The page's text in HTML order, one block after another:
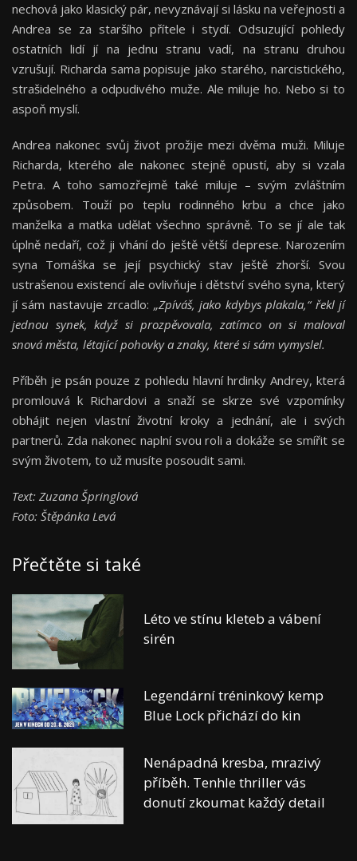
nechová jako klasický pár, nevyznávají si lásku na veřejnosti a
Andrea se za staršího přítele i stydí. Odsuzující pohledy
ostatních lidí jí na jednu stranu vadí, na stranu druhou
vzrušují. Richarda sama popisuje jako starého, narcistického,
strašidelného a odpudivého muže. Ale miluje ho. Nebo si to
aspoň myslí.
Andrea nakonec svůj život prožije mezi dvěma muži. Miluje
Richarda, kterého ale nakonec stejně opustí, aby si vzala
Petra. A toho samozřejmě také miluje – svým zvláštním
způsobem. Touží po teplu rodinného krbu a chce jako
manželka a matka udělat všechno správně. To se jí ale tak
úplně nedaří, což ji vhání do ještě větší deprese. Narozením
syna Tomáška se její psychický stav ještě zhorší. Svou
ustrašenou existencí ale ovlivňuje i dětství svého syna, který
jí sám nastavuje zrcadlo: „Zpíváš, jako kdybys plakala,“ řekl jí
jednou synek, když si prozpěvovala, zatímco on si maloval
snová města, létající pohovky a znaky, které si sám vymyslel.
Příběh je psán pouze z pohledu hlavní hrdinky Andrey, která
promlouvá k Richardovi a snaží se skrze své vzpomínky
obhájit nejen vlastní životní kroky a jednání, ale i svých
partnerů. Zda nakonec naplní svou roli a dokáže se smířit se
svým životem, to už musíte posoudit sami.
Text: Zuzana Špringlová
Foto: Štěpánka Levá
Přečtěte si také
Léto ve stínu kleteb a vábení
sirén
Legendární tréninkový kemp
Blue Lock přichází do kin
Nenápadná kresba, mrazivý
příběh. Tenhle thriller vás
donutí zkoumat každý detail